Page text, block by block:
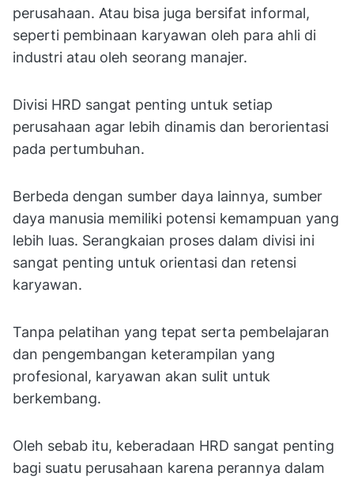
perusahaan. Atau bisa juga bersifat informal,
seperti pembinaan karyawan oleh para ahli di
industri atau oleh seorang manajer.
Divisi HRD sangat penting untuk setiap
perusahaan agar lebih dinamis dan berorientasi
pada pertumbuhan.
Berbeda dengan sumber daya lainnya, sumber
daya manusia memiliki potensi kemampuan yang
lebih luas. Serangkaian proses dalam divisi ini
sangat penting untuk orientasi dan retensi
karyawan.
Tanpa pelatihan yang tepat serta pembelajaran
dan pengembangan keterampilan yang
profesional, karyawan akan sulit untuk
berkembang.
Oleh sebab itu, keberadaan HRD sangat penting
bagi suatu perusahaan karena perannya dalam